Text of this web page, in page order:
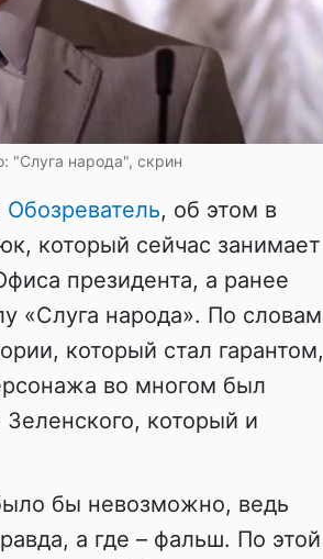
"Слуга народа", скрин
Обозреватель, об этом в
который сейчас занимает
президента, а ранее
«Слуга народа». По словам
который стал гарантом,
во многом был
который и
бы невозможно, ведь
а где – фальш. По этой